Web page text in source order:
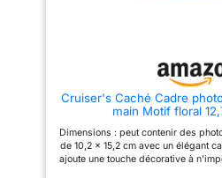
Cruiser's Caché Cadre
main Motif floral
Dimensions : peut contenir des
de 10,2 x 15,2 cm avec un élégant
ajoute une touche décorative à